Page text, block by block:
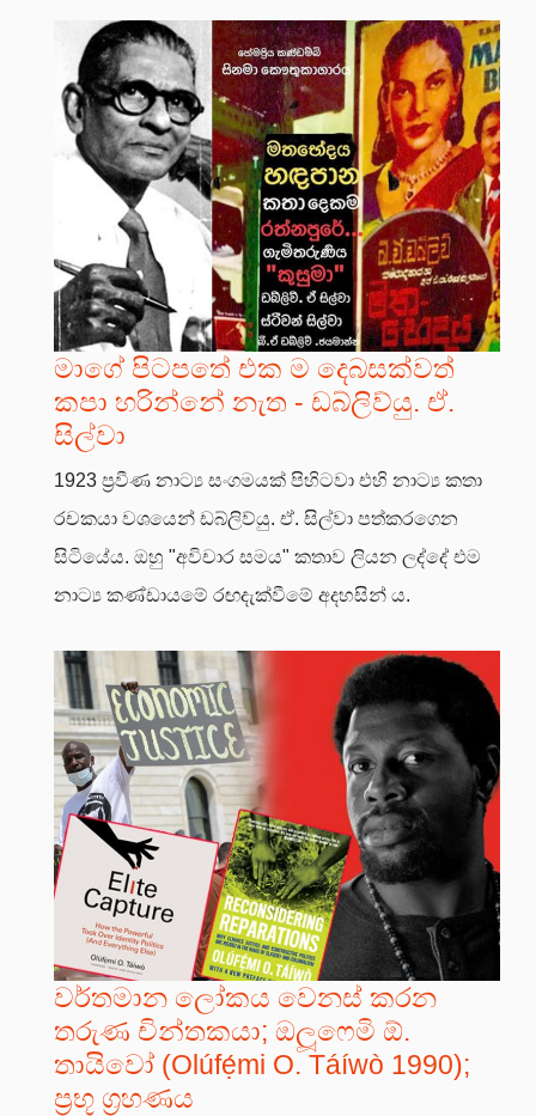
මාගේ පිටපතේ එක ම දෙබසක්වත්
කපා හරින්නේ නැත - ඩබ්ලිව්යු. ඒ.
සිල්වා
1923 ප්‍රවීණ නාට්‍ය සංගමයක් පිහිටවා එහි නාට්‍ය කතා
රචකයා වශයෙන් ඩබ්ලිව්යු. ඒ. සිල්වා පත්කරගෙන
සිටියේය. ඔහු "අවිචාර සමය" කතාව ලියන ලද්දේ එම
නාට්‍ය කණ්ඩායමේ රඟදැක්වීමේ අදහසින් ය.
වර්තමාන ලෝකය වෙනස් කරන
තරුණ චින්තකයා; ඔලූෆෙමි ඕ.
තායිවෝ (Olúfẹ́mi O. Táíwò 1990);
ප්‍රභූ ග්‍රහණය